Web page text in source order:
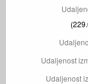
Udaljenost
Udaljenost